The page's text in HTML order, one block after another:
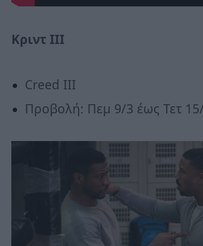
Κριντ ΙΙΙ
Creed III
Προβολή: Πεμ 9/3 έως Τετ